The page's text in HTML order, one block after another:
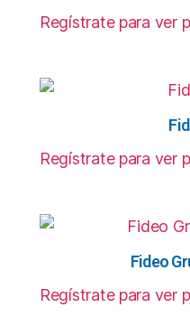
Regístrate para ver
Regístrate para ver
Fideo
Regístrate para ver